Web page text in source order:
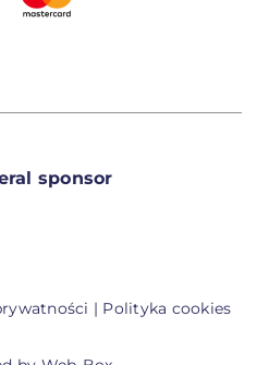
sponsor
| Polityka cookies